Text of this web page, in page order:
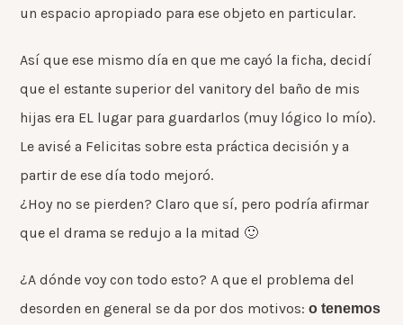
un espacio apropiado para ese objeto en particular.
Así que ese mismo día en que me cayó la ficha, decidí
que el estante superior del vanitory del baño de mis
hijas era EL lugar para guardarlos (muy lógico lo mío).
Le avisé a Felicitas sobre esta práctica decisión y a
partir de ese día todo mejoró.
¿Hoy no se pierden? Claro que sí, pero podría afirmar
que el drama se redujo a la mitad 🙂
¿A dónde voy con todo esto? A que el problema del
desorden en general se da por dos motivos: o tenemos